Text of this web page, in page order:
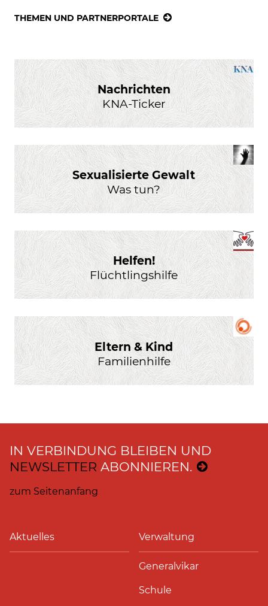
THEMEN UND PARTNERPORTALE
Nachrichten
KNA-Ticker
Sexualisierte Gewalt
Was tun?
Helfen!
Flüchtlingshilfe
Eltern & Kind
Familienhilfe
IN VERBINDUNG BLEIBEN UND
NEWSLETTER ABONNIEREN.
zum Seitenanfang
Aktuelles Verwaltung
Generalvikar
Schule